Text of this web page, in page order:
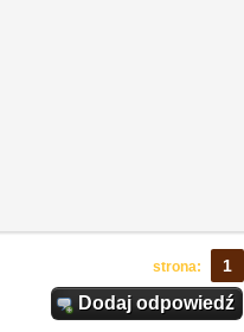
strona: 1
Dodaj odpowiedź